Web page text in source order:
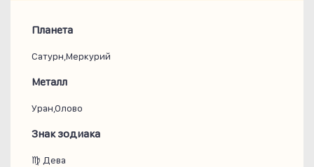
Планета
Сатурн,Меркурий
Металл
Уран,Олово
Знак зодиака
♍ Дева